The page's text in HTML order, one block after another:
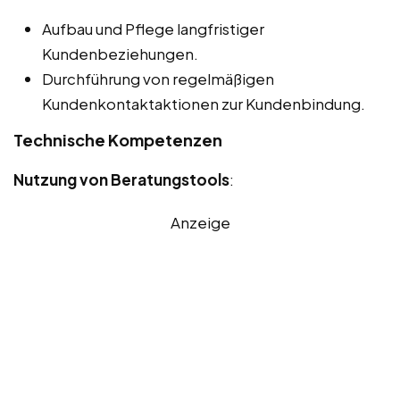
Aufbau und Pflege langfristiger
Kundenbeziehungen.
Durchführung von regelmäßigen
Kundenkontaktaktionen zur Kundenbindung.
Technische Kompetenzen
Nutzung von Beratungstools:
Anzeige